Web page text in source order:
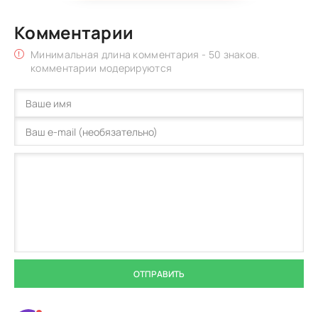
Комментарии
Минимальная длина комментария - 50 знаков.
комментарии модерируются
ОТПРАВИТЬ